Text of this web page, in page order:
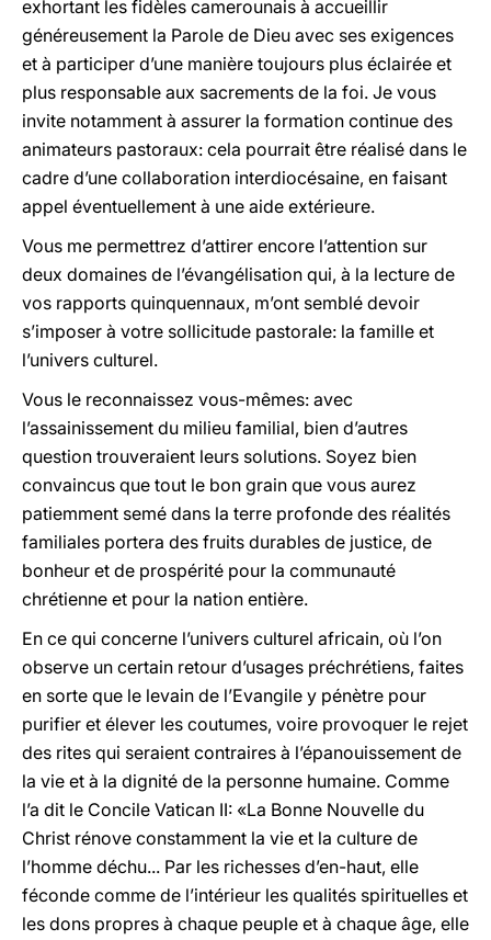
exhortant les fidèles camerounais à accueillir
généreusement la Parole de Dieu avec ses exigences
et à participer d’une manière toujours plus éclairée et
plus responsable aux sacrements de la foi. Je vous
invite notamment à assurer la formation continue des
animateurs pastoraux: cela pourrait être réalisé dans le
cadre d’une collaboration interdiocésaine, en faisant
appel éventuellement à une aide extérieure.
Vous me permettrez d’attirer encore l’attention sur
deux domaines de l’évangélisation qui, à la lecture de
vos rapports quinquennaux, m’ont semblé devoir
s’imposer à votre sollicitude pastorale: la famille et
l’univers culturel.
Vous le reconnaissez vous-mêmes: avec
l’assainissement du milieu familial, bien d’autres
question trouveraient leurs solutions. Soyez bien
convaincus que tout le bon grain que vous aurez
patiemment semé dans la terre profonde des réalités
familiales portera des fruits durables de justice, de
bonheur et de prospérité pour la communauté
chrétienne et pour la nation entière.
En ce qui concerne l’univers culturel africain, où l’on
observe un certain retour d’usages préchrétiens, faites
en sorte que le levain de l’Evangile y pénètre pour
purifier et élever les coutumes, voire provoquer le rejet
des rites qui seraient contraires à l’épanouissement de
la vie et à la dignité de la personne humaine. Comme
l’a dit le Concile Vatican II: «La Bonne Nouvelle du
Christ rénove constamment la vie et la culture de
l’homme déchu... Par les richesses d’en-haut, elle
féconde comme de l’intérieur les qualités spirituelles et
les dons propres à chaque peuple et à chaque âge, elle